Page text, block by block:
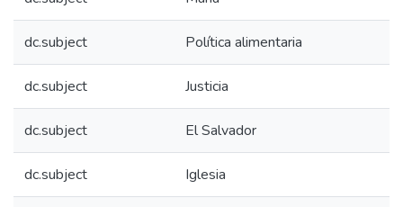
dc.subject Política alimentaria
dc.subject Justicia
dc.subject El Salvador
dc.subject Iglesia